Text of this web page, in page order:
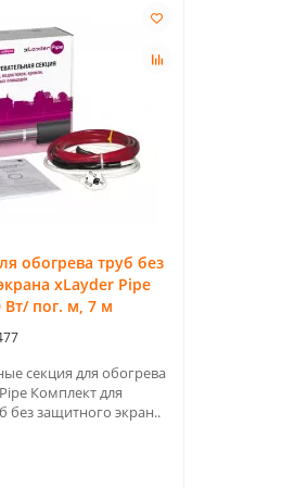
обогрева труб без
xLayder Pipe
Вт/ пог. м, 7 м
секция для обогрева
Комплект для
без защитного экран..